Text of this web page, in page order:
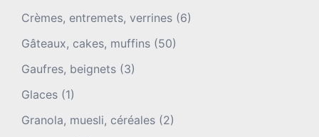
Crèmes, entremets, verrines (6)
Gâteaux, cakes, muffins (50)
Gaufres, beignets (3)
Glaces (1)
Granola, muesli, céréales (2)